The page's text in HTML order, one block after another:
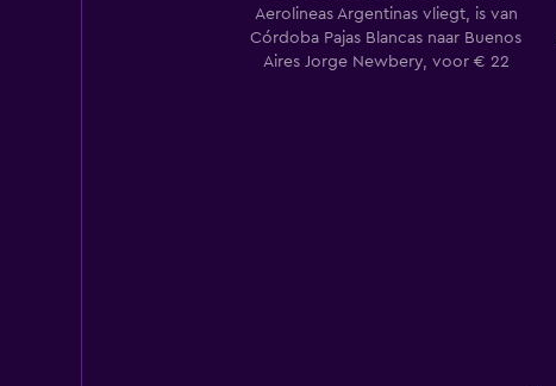
Aerolineas Argentinas vliegt, is van
Córdoba Pajas Blancas naar Buenos
Aires Jorge Newbery, voor € 22